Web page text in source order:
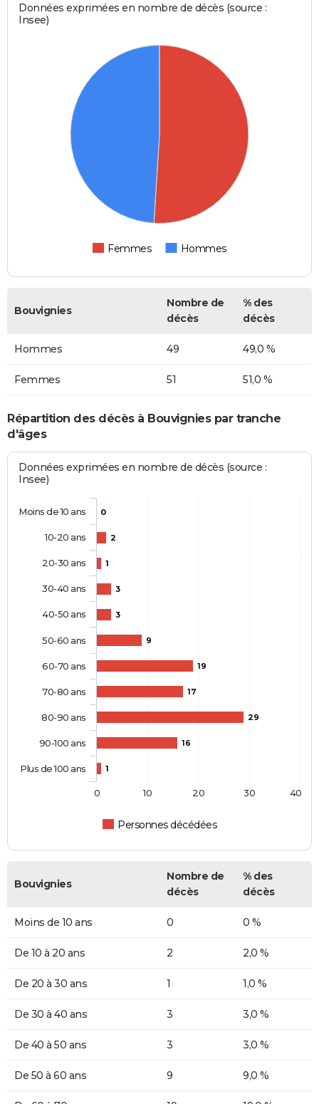
Données exprimées en nombre de décès (source :
Insee)
Femmes Hommes
Bouvignies
Nombre de
décès
% des
décès
Hommes 49 49,0 %
Femmes 51 51,0 %
Répartition des décès à Bouvignies par tranche
d'âges
Données exprimées en nombre de décès (source :
Insee)
0
2
1
3
3
9
19
17
29
16
1
Personnes décédées
Moins de 10 ans
10-20 ans
20-30 ans
30-40 ans
40-50 ans
50-60 ans
60-70 ans
70-80 ans
80-90 ans
90-100 ans
Plus de 100 ans
0 10 20 30 40
Bouvignies
Nombre de
décès
% des
décès
Moins de 10 ans 0 0 %
De 10 à 20 ans 2 2,0 %
De 20 à 30 ans 1 1,0 %
De 30 à 40 ans 3 3,0 %
De 40 à 50 ans 3 3,0 %
De 50 à 60 ans 9 9,0 %